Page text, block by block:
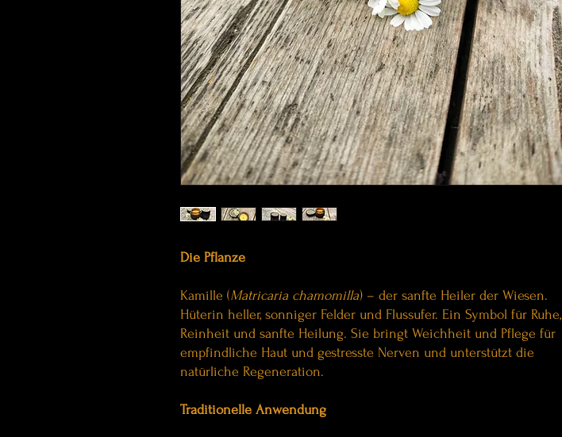
Die Pflanze
Kamille (Matricaria chamomilla) – der sanfte Heiler der Wiesen.
Hüterin heller, sonniger Felder und Flussufer. Ein Symbol für Ruhe,
Reinheit und sanfte Heilung. Sie bringt Weichheit und Pflege für
empfindliche Haut und gestresste Nerven und unterstützt die
natürliche Regeneration.
Traditionelle Anwendung